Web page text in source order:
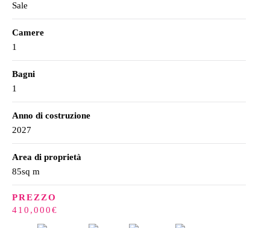
Sale
Camere
1
Bagni
1
Anno di costruzione
2027
Area di proprietà
85sq m
PREZZO
410,000€